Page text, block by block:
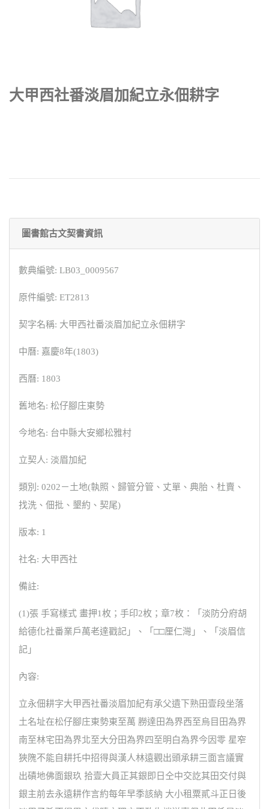
大甲西社番淡眉加紀立永佃耕字
圖書館古文契書資訊
數典編號: LB03_0009567
原件編號: ET2813
契字名稱: 大甲西社番淡眉加紀立永佃耕字
中曆: 嘉慶8年(1803)
西曆: 1803
舊地名: 松仔腳庄東勢
今地名: 台中縣大安鄉松雅村
立契人: 淡眉加紀
類別: 0202－土地(執照、歸管分管、丈單、典胎、杜賣、
找洗、佃批、墾約、契尾)
版本: 1
社名: 大甲西社
備註:
(1)張 手寫樣式 畫押1枚；手印2枚；章7枚：「淡防分府胡
給德化社番業戶萬老達戳記」、「□□厘仁灣」、「淡眉信
記」
內容:
立永佃耕字大甲西社番淡眉加紀有承父遺下熟田壹段坐落
土名址在松仔腳庄東勢東至萬 朥達田為界西至烏目田為界
南至林宅田為界北至大分田為界四至明白為界今因零 星窄
狹隗不能自耕托中招得與漢人林遠觀出頭承耕三面言議實
出磧地佛面銀玖 拾壹大員正其銀即日仝中交訖其田交付與
銀主前去永遠耕作言約每年早季該納 大小租粟貳斗正日後